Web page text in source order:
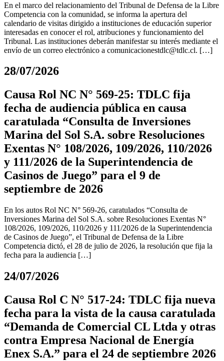
En el marco del relacionamiento del Tribunal de Defensa de la Libre
Competencia con la comunidad, se informa la apertura del
calendario de visitas dirigido a instituciones de educación superior
interesadas en conocer el rol, atribuciones y funcionamiento del
Tribunal. Las instituciones deberán manifestar su interés mediante el
envío de un correo electrónico a comunicacionestdlc@tdlc.cl. […]
28/07/2026
Causa Rol NC N° 569-25: TDLC fija
fecha de audiencia pública en causa
caratulada “Consulta de Inversiones
Marina del Sol S.A. sobre Resoluciones
Exentas N° 108/2026, 109/2026, 110/2026
y 111/2026 de la Superintendencia de
Casinos de Juego” para el 9 de
septiembre de 2026
En los autos Rol NC N° 569-26, caratulados “Consulta de
Inversiones Marina del Sol S.A. sobre Resoluciones Exentas N°
108/2026, 109/2026, 110/2026 y 111/2026 de la Superintendencia
de Casinos de Juego”, el Tribunal de Defensa de la Libre
Competencia dictó, el 28 de julio de 2026, la resolución que fija la
fecha para la audiencia […]
24/07/2026
Causa Rol C N° 517-24: TDLC fija nueva
fecha para la vista de la causa caratulada
“Demanda de Comercial CL Ltda y otras
contra Empresa Nacional de Energía
Enex S.A.” para el 24 de septiembre 2026